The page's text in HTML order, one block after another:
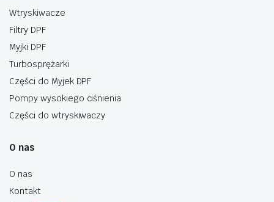
Wtryskiwacze
Filtry DPF
Myjki DPF
Turbosprężarki
Części do Myjek DPF
Pompy wysokiego ciśnienia
Części do wtryskiwaczy
O nas
O nas
Kontakt